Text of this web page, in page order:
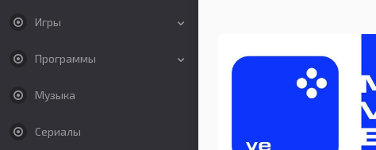
Игры
Программы
Музыка
Сериалы